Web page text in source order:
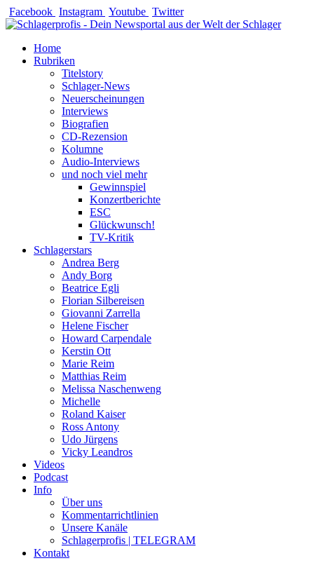
Zum
Inhalt
Facebook Instagram Youtube Twitter
Home
Rubriken
Titelstory
Schlager-News
Neuerscheinungen
Interviews
Biografien
CD-Rezension
Kolumne
Audio-Interviews
und noch viel mehr
Gewinnspiel
Konzertberichte
ESC
Glückwunsch!
TV-Kritik
Schlagerstars
Andrea Berg
Andy Borg
Beatrice Egli
Florian Silbereisen
Giovanni Zarrella
Helene Fischer
Howard Carpendale
Kerstin Ott
Marie Reim
Matthias Reim
Melissa Naschenweng
Michelle
Roland Kaiser
Ross Antony
Udo Jürgens
Vicky Leandros
Videos
Podcast
Info
Über uns
Kommentarrichtlinien
Unsere Kanäle
Schlagerprofis | TELEGRAM
Kontakt